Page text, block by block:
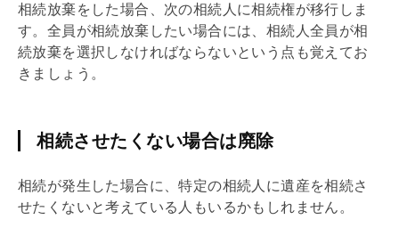
相続放棄をした場合、次の相続人に相続権が移行しま
す。全員が相続放棄したい場合には、相続人全員が相
続放棄を選択しなければならないという点も覚えてお
きましょう。
相続させたくない場合は廃除
相続が発生した場合に、特定の相続人に遺産を相続さ
せたくないと考えている人もいるかもしれません。